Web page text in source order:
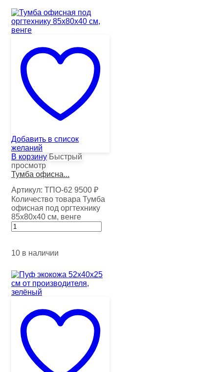
Добавить в список
желаний
В корзину Быстрый
просмотр
Тумба офисна...
Артикул: ТПО-62 9500 ₽
Количество товара Тумба
офисная под оргтехнику
85х80х40 см, венге
10 в наличии